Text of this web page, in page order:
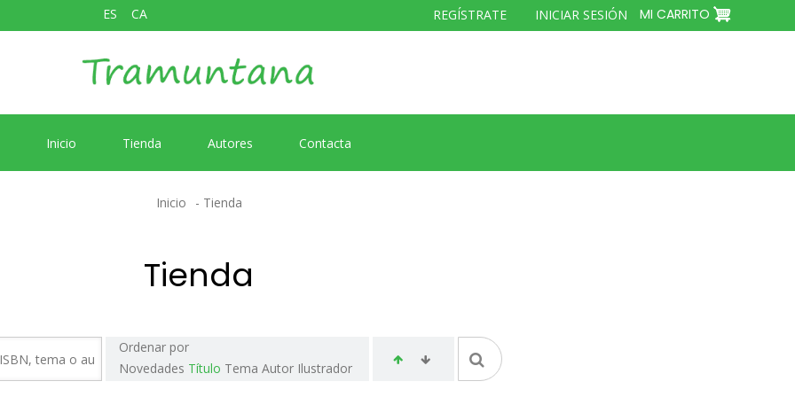
MI CARRITO
ES CA
MENÚ
DEL
REGÍSTRATE INICIAR SESIÓN
Inicio Tienda Autores Contacta
Inicio Tienda
Tienda
Ordenar por
Novedades Título Tema Autor Ilustrador